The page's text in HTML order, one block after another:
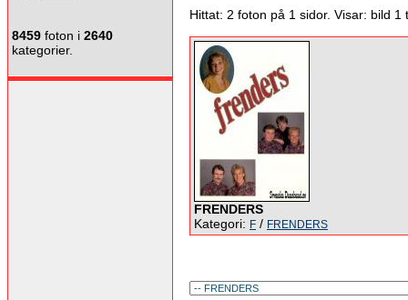
8459 foton i 2640
kategorier.
Hittat: 2 foton på 1 sidor. Visar: bild 1
FRENDERS
Kategori: F / FRENDERS